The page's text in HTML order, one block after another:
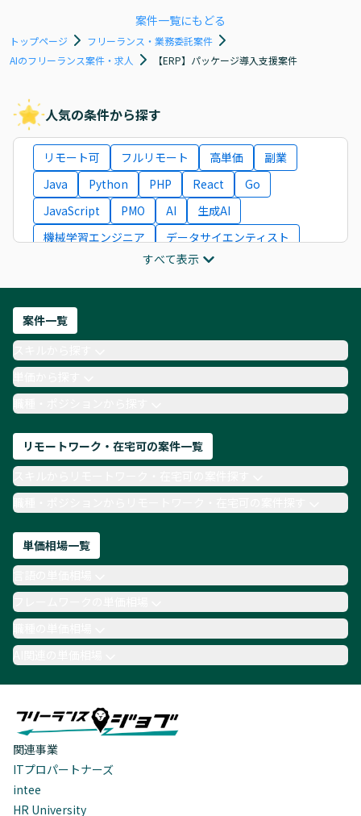
案件一覧にもどる
トップページ
フリーランス・業務委託案件
AIのフリーランス案件・求人
【ERP】パッケージ導入支援案件
人気の条件から探す
リモート可 フルリモート 高単価
副業
Java
Python PHP React
Go
JavaScript
PMO AI
生成AI
機械学習エンジニア
データサイエンティスト
ITコンサルタント
フロントエンドエンジニア
ネットワークエンジニア
AIエンジニア
Webデザイナー
月収100万円 業務委託
COBOL
Ruby
TypeScript
Laravel AWS
すべて表示
案件一覧
単価から探す
職種・ポジションから探す
リモートワーク・在宅可の案件一覧
職種・ポジションからリモートワーク・在宅可の案件探す
単価相場一覧
職種の単価相場
AI関連の単価相場
関連事業
ITプロパートナーズ
intee
HR University